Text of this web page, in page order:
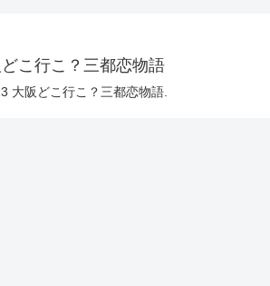
こ行こ？三都恋物語
大阪どこ行こ？三都恋物語.